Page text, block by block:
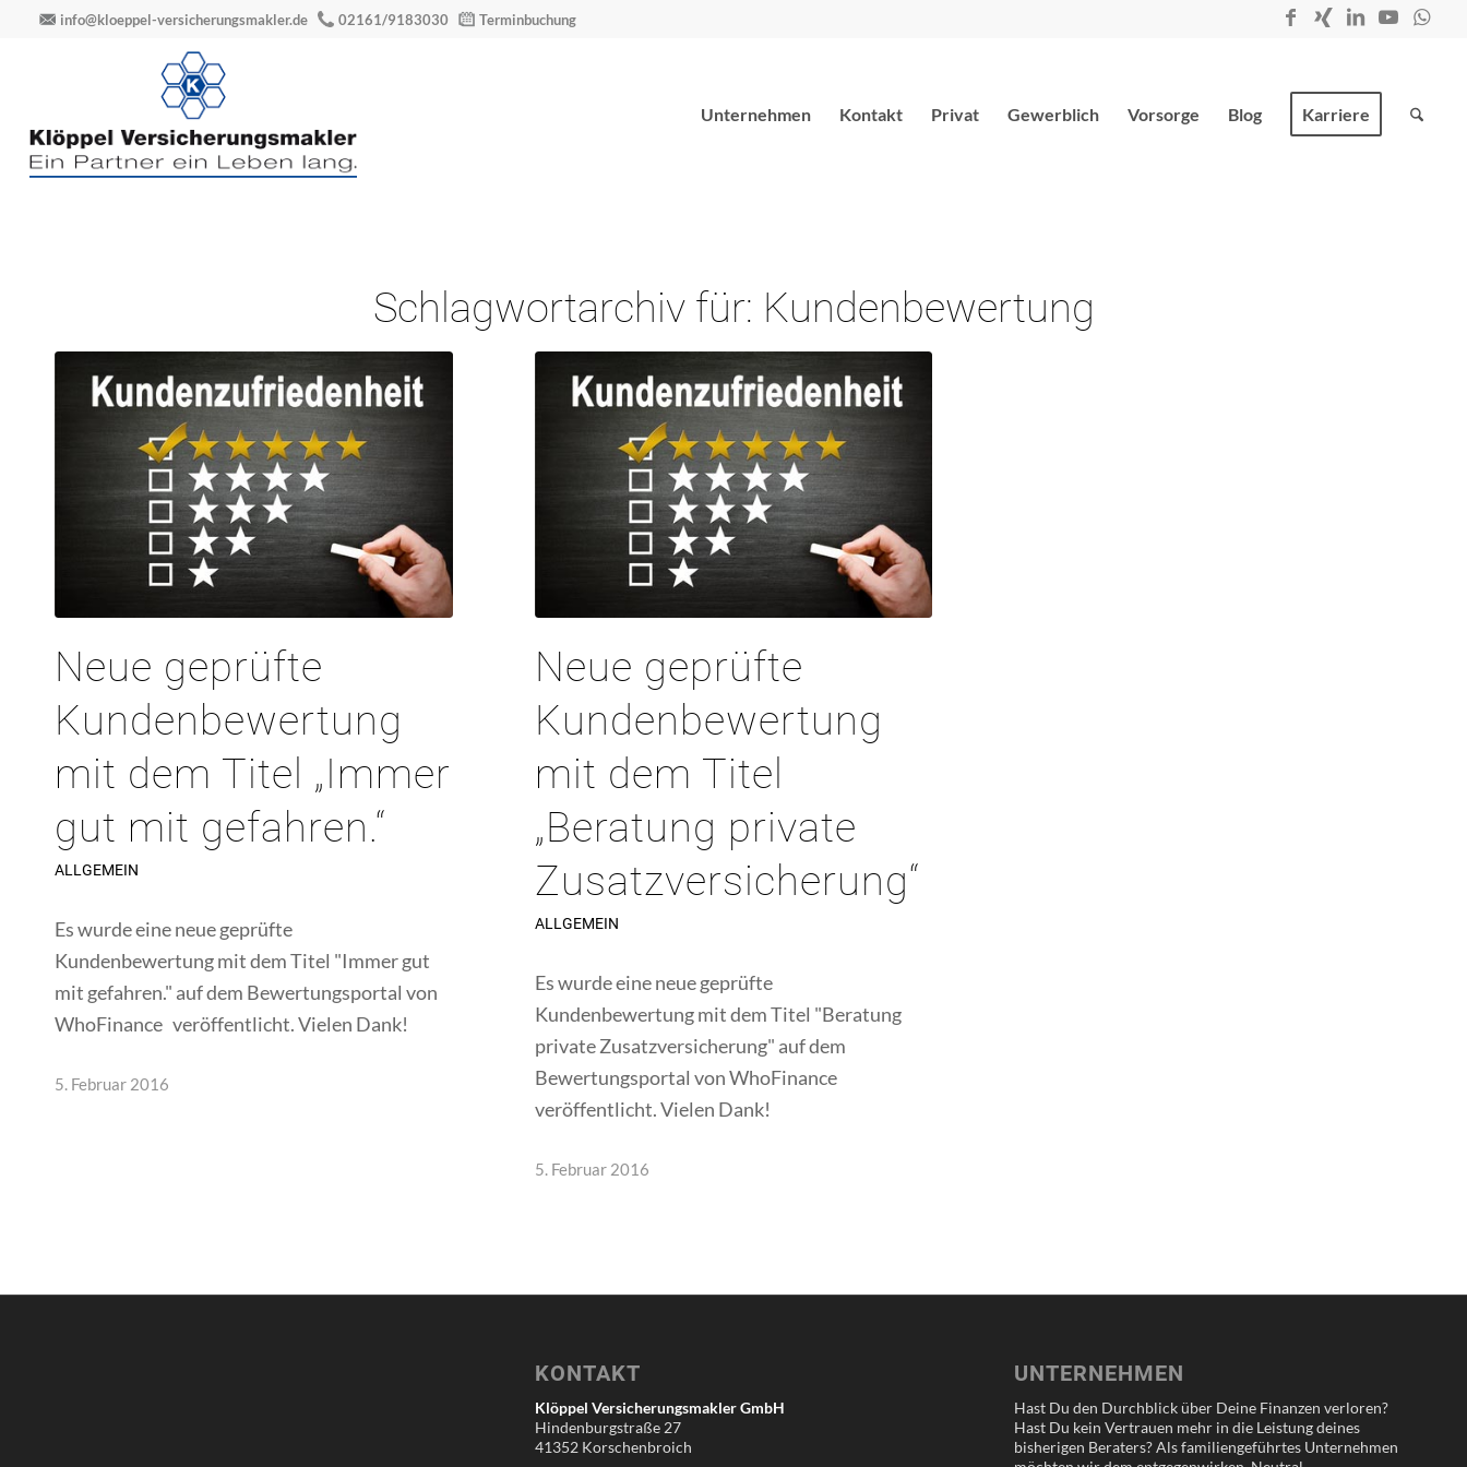
info@kloeppel-versicherungsmakler.de 02161/9183030 Terminbuchung
Unternehmen Kontakt Privat Gewerblich Vorsorge Blog Karriere
Schlagwortarchiv für: Kundenbewertung
Neue geprüfte
Kundenbewertung
mit dem Titel „Immer
gut mit gefahren.“
ALLGEMEIN
Es wurde eine neue geprüfte
Kundenbewertung mit dem Titel "Immer gut
mit gefahren." auf dem Bewertungsportal von
WhoFinance ‬ veröffentlicht. Vielen Dank!
5. Februar 2016
Neue geprüfte
Kundenbewertung
mit dem Titel
„Beratung private
Zusatzversicherung“
ALLGEMEIN
Es wurde eine neue geprüfte
Kundenbewertung mit dem Titel "Beratung
private Zusatzversicherung" auf dem
Bewertungsportal von WhoFinance ‬
veröffentlicht. Vielen Dank!
5. Februar 2016
KONTAKT
Klöppel Versicherungsmakler GmbH
Hindenburgstraße 27
41352 Korschenbroich
UNTERNEHMEN
Hast Du den Durchblick über Deine Finanzen verloren?
Hast Du kein Vertrauen mehr in die Leistung deines
bisherigen Beraters? Als familiengeführtes Unternehmen